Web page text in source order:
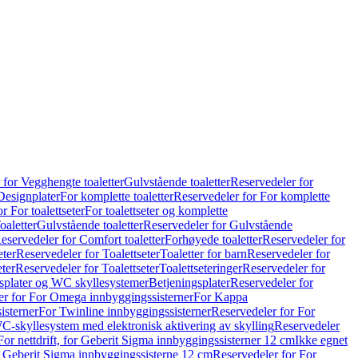
for Vegghengte toaletterGulvstående toaletterReservedeler for
For komplette toaletterReservedeler for For komplette
For toalettseterFor toalettseter og komplette
Gulvstående toaletterReservedeler for Gulvstående
for Comfort toaletterForhøyede toaletterReservedeler for
Reservedeler for ToalettseterToaletter for barnReservedeler for
Reservedeler for ToalettseterToalettseteringerReservedeler for
og WC skyllesystemerBetjeningsplaterReservedeler for
for For Omega innbyggingssisternerFor Kappa
For Twinline innbyggingssisternerReservedeler for For
skyllesystem med elektronisk aktivering av skyllingReservedeler
nettdrift, for Geberit Sigma innbyggingssisterner 12 cmIkke egnet
Sigma innbyggingssisterne 12 cmReservedeler for For